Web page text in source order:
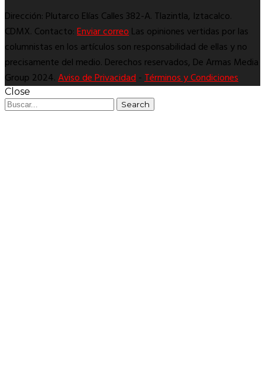
Dirección: Plutarco Elías Calles 382-A. Tlazintla, Iztacalco.
CDMX. Contacto:Enviar correoLas opiniones vertidas por las
columnistas en los artículos son responsabilidad de ellas y no
precisamente del medio. Derechos reservados, De Armas Media
Group 2024.Aviso de Privacidad-Términos y Condiciones
Close